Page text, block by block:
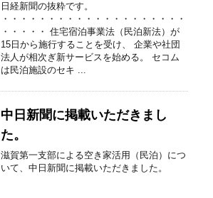
日経新聞の抜粋です。
・・・・・・・・・・・・・・・・・・・・
・・・・・ 住宅宿泊事業法（民泊新法）が
15日から施行することを受け、 企業や社団
法人が相次ぎ新サービスを始める。 セコム
は民泊施設のセキ ...
中日新聞に掲載いただきまし
た。
滋賀第一支部による空き家活用（民泊）につ
いて、中日新聞に掲載いただきました。